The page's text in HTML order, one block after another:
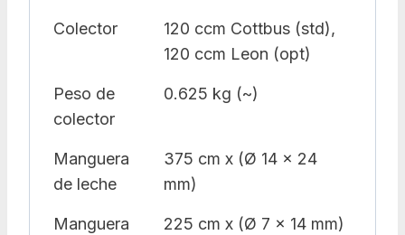
Colector
120 ccm Cottbus (std),
120 ccm Leon (opt)
Peso de
colector
0.625 kg (~)
Manguera
de leche
375 cm x (Ø 14 x 24
mm)
Manguera
225 cm x (Ø 7 x 14 mm)